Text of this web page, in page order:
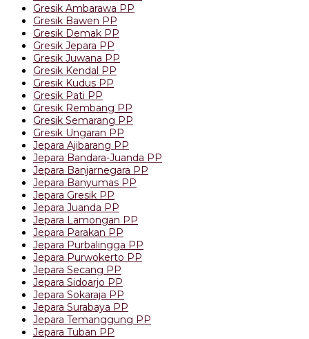
Gresik Ambarawa PP
Gresik Bawen PP
Gresik Demak PP
Gresik Jepara PP
Gresik Juwana PP
Gresik Kendal PP
Gresik Kudus PP
Gresik Pati PP
Gresik Rembang PP
Gresik Semarang PP
Gresik Ungaran PP
Jepara Ajibarang PP
Jepara Bandara-Juanda PP
Jepara Banjarnegara PP
Jepara Banyumas PP
Jepara Gresik PP
Jepara Juanda PP
Jepara Lamongan PP
Jepara Parakan PP
Jepara Purbalingga PP
Jepara Purwokerto PP
Jepara Secang PP
Jepara Sidoarjo PP
Jepara Sokaraja PP
Jepara Surabaya PP
Jepara Temanggung PP
Jepara Tuban PP